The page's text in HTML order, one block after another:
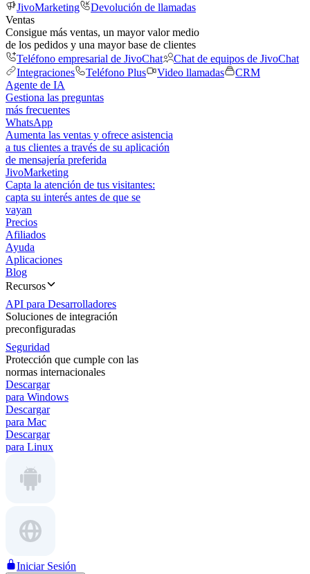
JivoMarketing
Devolución de llamadas
Ventas
Consigue más ventas, un mayor valor medio
de los pedidos y una mayor base de clientes
Teléfono empresarial de JivoChat
Chat de equipos de JivoChat
Integraciones
Teléfono Plus Video llamadas
CRM
Agente de IA
Gestiona las preguntas
más frecuentes
WhatsApp
Aumenta las ventas y ofrece asistencia
a tus clientes a través de su aplicación
de mensajería preferida
JivoMarketing
Capta la atención de tus visitantes:
capta su interés antes de que se
vayan
Precios
Afiliados
Ayuda
Aplicaciones
Blog
Recursos
API para Desarrolladores
Soluciones de integración
preconfiguradas
Seguridad
Protección que cumple con las
normas internacionales
Descargar
para Windows
Descargar
para Mac
Descargar
para Linux
Iniciar Sesión